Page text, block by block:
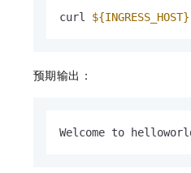
curl ${INGRESS_HOST}
预期输出：
Welcome to